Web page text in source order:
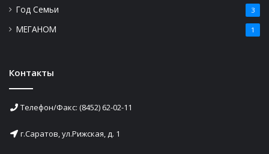
Год Семьи 3
МЕГАНОМ 1
Контакты
Телефон/Факс: (8452) 62-02-11
г.Саратов, ул.Рижская, д. 1